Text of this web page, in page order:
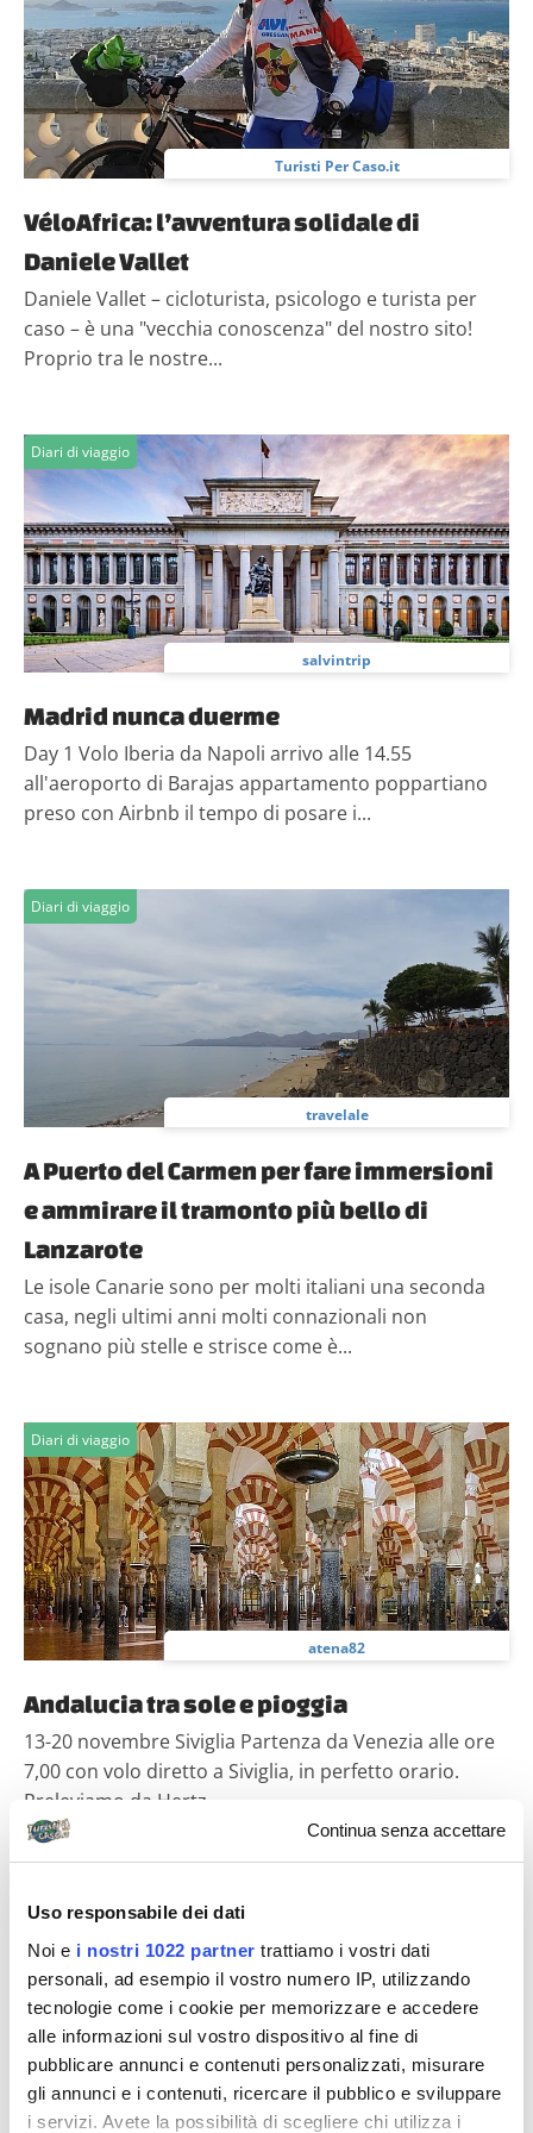
Continua senza accettare
Uso responsabile dei dati
Noi e i nostri 1022 partner trattiamo i vostri dati
personali, ad esempio il vostro numero IP, utilizzando
tecnologie come i cookie per memorizzare e accedere
alle informazioni sul vostro dispositivo al fine di
pubblicare annunci e contenuti personalizzati, misurare
gli annunci e i contenuti, ricercare il pubblico e sviluppare
i servizi. Avete la possibilità di scegliere chi utilizza i
Turisti Per Caso.it
VéloAfrica: l’avventura solidale di
Daniele Vallet
Daniele Vallet – cicloturista, psicologo e turista per
caso – è una "vecchia conoscenza" del nostro sito!
Proprio tra le nostre...
Diari di viaggio
salvintrip
Madrid nunca duerme
Day 1 Volo Iberia da Napoli arrivo alle 14.55
all'aeroporto di Barajas appartamento poppartiano
preso con Airbnb il tempo di posare i...
Diari di viaggio
travelale
A Puerto del Carmen per fare immersioni
e ammirare il tramonto più bello di
Lanzarote
Le isole Canarie sono per molti italiani una seconda
casa, negli ultimi anni molti connazionali non
sognano più stelle e strisce come è...
Diari di viaggio
atena82
Andalucia tra sole e pioggia
13-20 novembre Siviglia Partenza da Venezia alle ore
7,00 con volo diretto a Siviglia, in perfetto orario.
Preleviamo da Hertz...
meryterry